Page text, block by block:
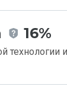
16%
технологии